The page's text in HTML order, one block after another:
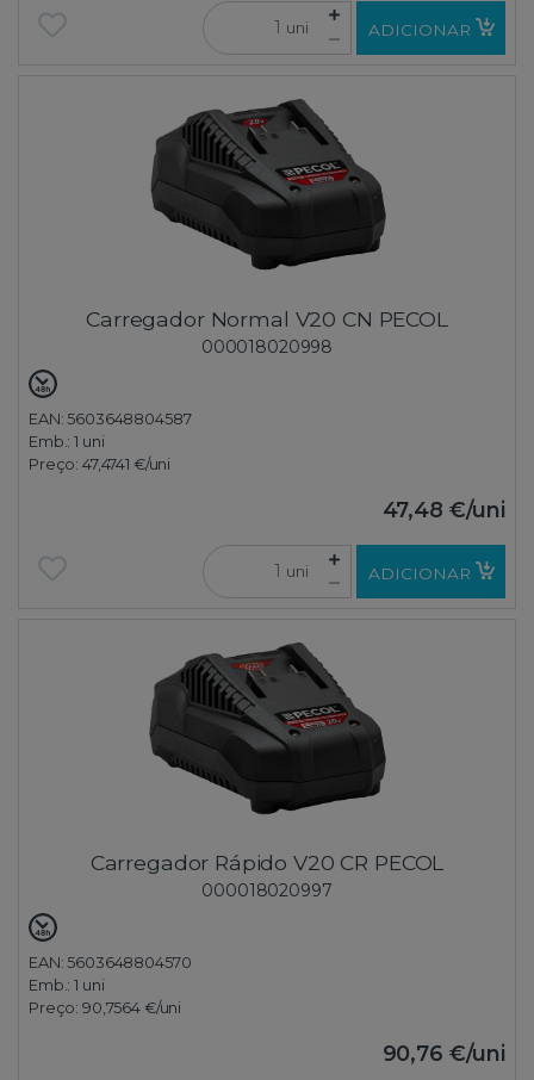
uni ADICIONAR
Carregador Normal V20 CN PECOL
000018020998
EAN: 5603648804587
Emb.:1 uni
Preço: 47,4741 €/uni
47,48 €/uni
uni ADICIONAR
Carregador Rápido V20 CR PECOL
000018020997
EAN: 5603648804570
Emb.:1 uni
Preço: 90,7564 €/uni
90,76 €/uni